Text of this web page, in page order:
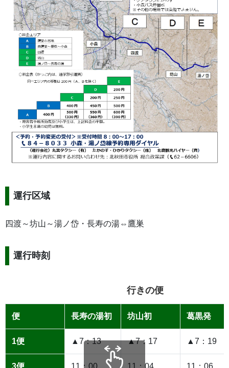
運行区域
四渡～坊山～湯ノ岱・長寿の湯⇔鷹巣
運行時刻
行きの便
便 長寿の湯初 坊山初 葛黒発
1便 ▲7：13 ▲7：17 ▲7：19
3便 11：00 11：04 11：06